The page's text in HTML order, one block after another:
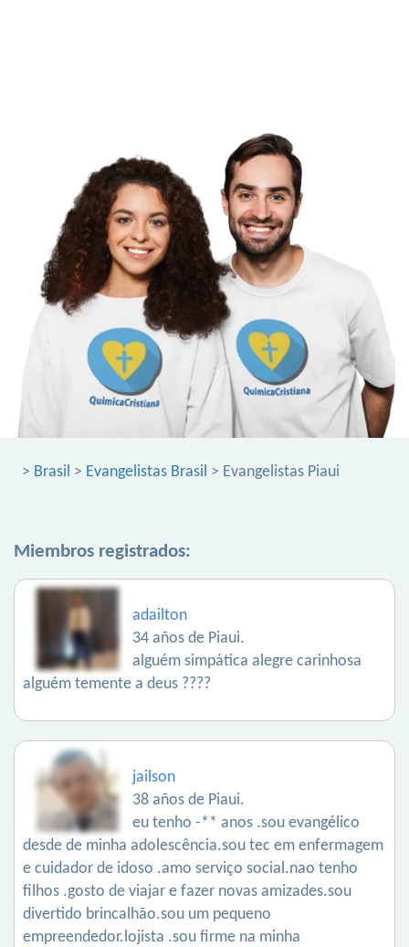
> Brasil > Evangelistas Brasil > Evangelistas Piaui
Miembros registrados:
adailton
34 años de Piaui.
alguém simpática alegre carinhosa
alguém temente a deus ????
jailson
38 años de Piaui.
eu tenho -** anos .sou evangélico
desde de minha adolescência.sou tec em enfermagem
e cuidador de idoso .amo serviço social.nao tenho
filhos .gosto de viajar e fazer novas amizades.sou
divertido brincalhão.sou um pequeno
empreendedor.lojista .sou firme na minha